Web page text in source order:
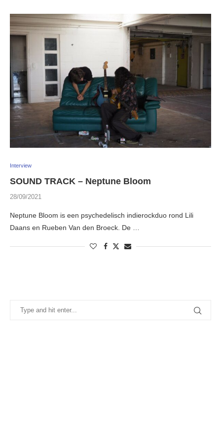
Interview
SOUND TRACK – Neptune Bloom
28/09/2021
Neptune Bloom is een psychedelisch indierockduo rond Lili
Daans en Rueben Van den Broeck. De …